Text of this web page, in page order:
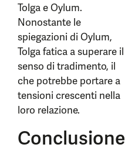
Tolga e Oylum.
Nonostante le
spiegazioni di Oylum,
Tolga fatica a superare il
senso di tradimento, il
che potrebbe portare a
tensioni crescenti nella
loro relazione.
Conclusione